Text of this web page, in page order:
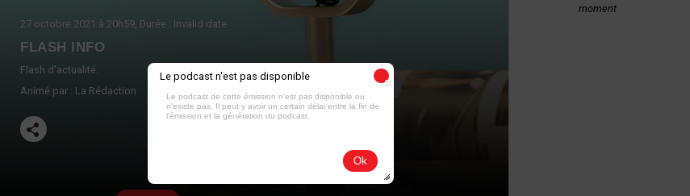
27 octobre 2021 à 20h59, Durée : Invalid date
FLASH INFO
Flash d'actualité.
Animé par : La Rédaction
moment
Le podcast n'est pas disponible
Le podcast de cette émission n'est pas disponible ou
n'existe pas. Il peut y avoir un certain délai entre la fin de
l'émission et la génération du podcast.
Ok